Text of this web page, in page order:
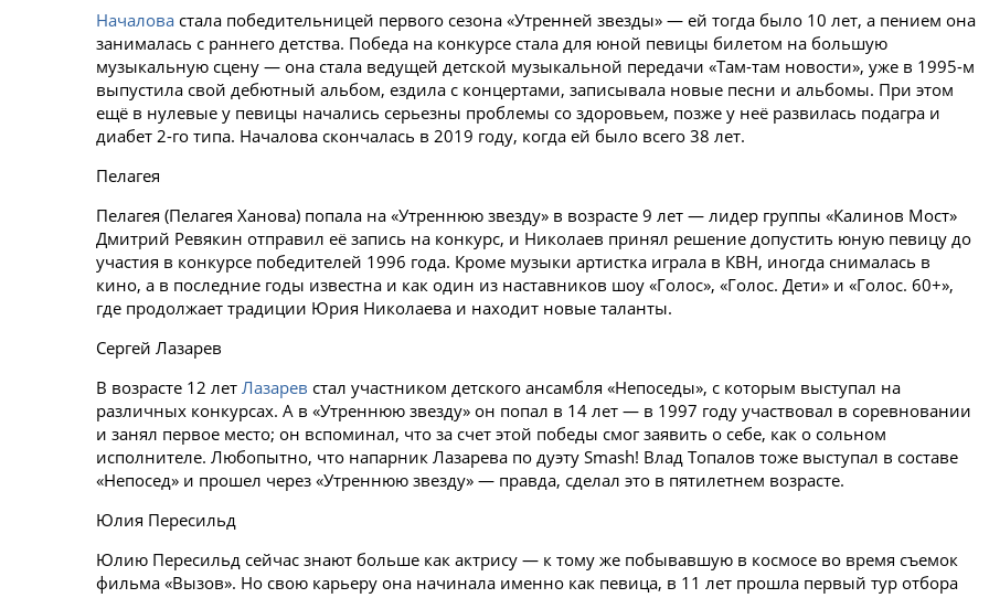
Началова стала победительницей первого сезона «Утренней звезды» — ей тогда было 10 лет, а пением она
занималась с раннего детства. Победа на конкурсе стала для юной певицы билетом на большую
музыкальную сцену — она стала ведущей детской музыкальной передачи «Там-там новости», уже в 1995-м
выпустила свой дебютный альбом, ездила с концертами, записывала новые песни и альбомы. При этом
ещё в нулевые у певицы начались серьезны проблемы со здоровьем, позже у неё развилась подагра и
диабет 2-го типа. Началова скончалась в 2019 году, когда ей было всего 38 лет.
Пелагея
Пелагея (Пелагея Ханова) попала на «Утреннюю звезду» в возрасте 9 лет — лидер группы «Калинов Мост»
Дмитрий Ревякин отправил её запись на конкурс, и Николаев принял решение допустить юную певицу до
участия в конкурсе победителей 1996 года. Кроме музыки артистка играла в КВН, иногда снималась в
кино, а в последние годы известна и как один из наставников шоу «Голос», «Голос. Дети» и «Голос. 60+»,
где продолжает традиции Юрия Николаева и находит новые таланты.
Сергей Лазарев
В возрасте 12 лет Лазарев стал участником детского ансамбля «Непоседы», с которым выступал на
различных конкурсах. А в «Утреннюю звезду» он попал в 14 лет — в 1997 году участвовал в соревновании
и занял первое место; он вспоминал, что за счет этой победы смог заявить о себе, как о сольном
исполнителе. Любопытно, что напарник Лазарева по дуэту Smash! Влад Топалов тоже выступал в составе
«Непосед» и прошел через «Утреннюю звезду» — правда, сделал это в пятилетнем возрасте.
Юлия Пересильд
Юлию Пересильд сейчас знают больше как актрису — к тому же побывавшую в космосе во время съемок
фильма «Вызов». Но свою карьеру она начинала именно как певица, в 11 лет прошла первый тур отбора